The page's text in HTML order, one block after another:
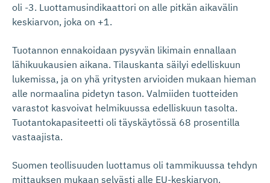
oli -3. Luottamusindikaattori on alle pitkän aikavälin
keskiarvon, joka on +1.
Tuotannon ennakoidaan pysyvän likimain ennallaan
lähikuukausien aikana. Tilauskanta säilyi edelliskuun
lukemissa, ja on yhä yritysten arvioiden mukaan hieman
alle normaalina pidetyn tason. Valmiiden tuotteiden
varastot kasvoivat helmikuussa edelliskuun tasolta.
Tuotantokapasiteetti oli täyskäytössä 68 prosentilla
vastaajista.
Suomen teollisuuden luottamus oli tammikuussa tehdyn
mittauksen mukaan selvästi alle EU-keskiarvon.